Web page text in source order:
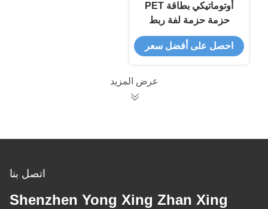
أوتوماتيكي بطاقة PET
حزمة حزمة لفة ربط
الشريط آلة التلف
احصل على أفضل سعر
عرض المزيد
اتصل بنا
Shenzhen Yong Xing Zhan Xing